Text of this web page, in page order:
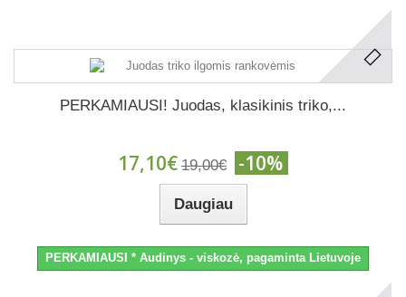
PERKAMIAUSI! Juodas, klasikinis triko,...
17,10€ 19,00€ -10%
Daugiau
PERKAMIAUSI * Audinys - viskozė, pagaminta Lietuvoje